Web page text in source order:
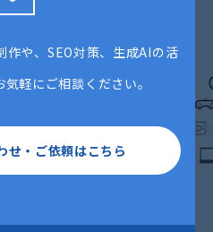
作や、SEO対策、生成AIの活
軽にご相談ください。
せ・ご依頼はこちら